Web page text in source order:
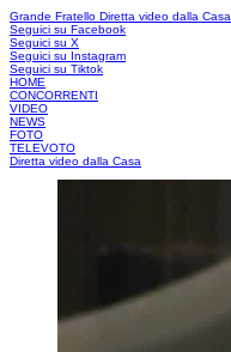
Grande Fratello Diretta video dalla Casa
Seguici su Facebook
Seguici su X
Seguici su Instagram
Seguici su Tiktok
HOME
CONCORRENTI
VIDEO
NEWS
FOTO
TELEVOTO
Diretta video dalla Casa